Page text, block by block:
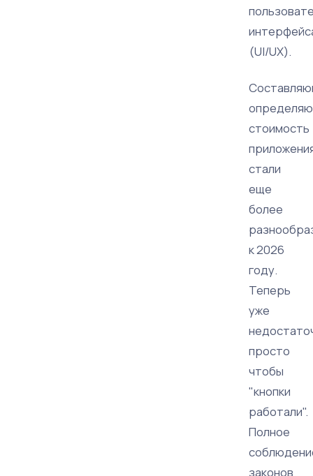
(UI/UX).
стоимость
стали
еще
более
к 2026
году.
Теперь
уже
просто
чтобы
"кнопки
работали".
Полное
законов